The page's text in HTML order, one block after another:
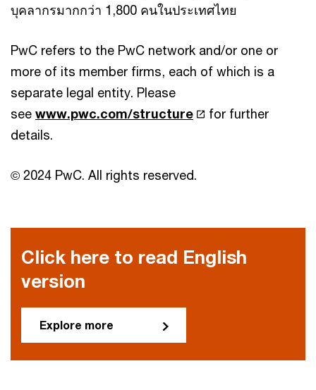
บุคลากรมากกว่า 1,800 คนในประเทศไทย
PwC refers to the PwC network and/or one or
more of its member firms, each of which is a
separate legal entity. Please
see www.pwc.com/structure
for further
details.
© 2024 PwC. All rights reserved.
Click here to read English
version
Explore more